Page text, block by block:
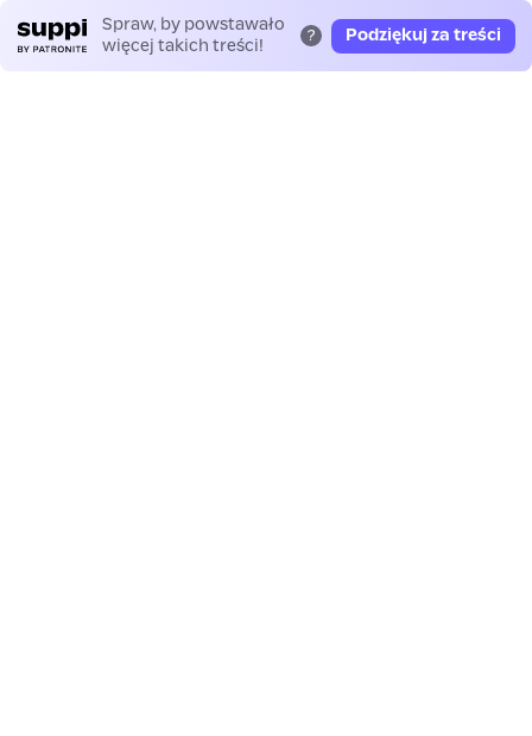
Spraw, by powstawało
więcej takich treści!
? Podziękuj za treści